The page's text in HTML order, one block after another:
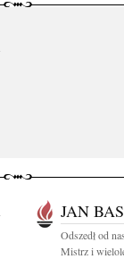
JAN
Odszedł od
Mistrz i